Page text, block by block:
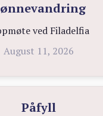
ved Filadelfia
August 11, 2026
Påfyll